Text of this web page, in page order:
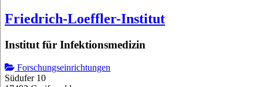
Friedrich-Loeffler-Institut
Institut für Infektionsmedizin
Forschungseinrichtungen
Südufer 10